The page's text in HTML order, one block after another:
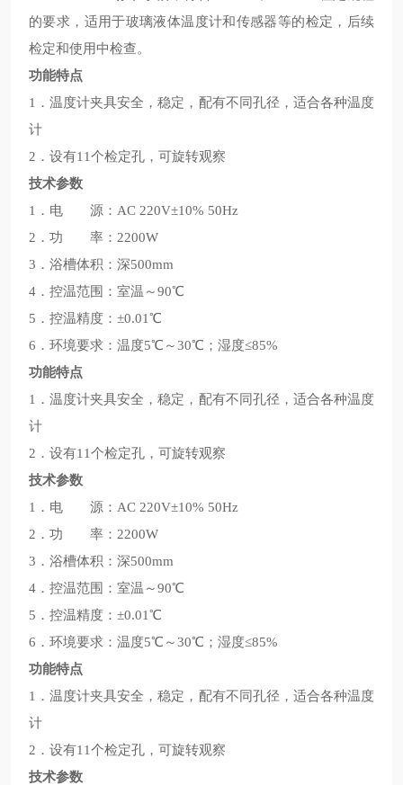
的要求，适用于玻璃液体温度计和传感器等的检定，后续
检定和使用中检查。
功能特点
1．温度计夹具安全，稳定，配有不同孔径，适合各种温度
计
2．设有11个检定孔，可旋转观察
技术参数
1．电 源：AC 220V±10% 50Hz
2．功 率：2200W
3．浴槽体积：深500mm
4．控温范围：室温～90℃
5．控温精度：±0.01℃
6．环境要求：温度5℃～30℃；湿度≤85%
功能特点
1．温度计夹具安全，稳定，配有不同孔径，适合各种温度
计
2．设有11个检定孔，可旋转观察
技术参数
1．电 源：AC 220V±10% 50Hz
2．功 率：2200W
3．浴槽体积：深500mm
4．控温范围：室温～90℃
5．控温精度：±0.01℃
6．环境要求：温度5℃～30℃；湿度≤85%
功能特点
1．温度计夹具安全，稳定，配有不同孔径，适合各种温度
计
2．设有11个检定孔，可旋转观察
技术参数